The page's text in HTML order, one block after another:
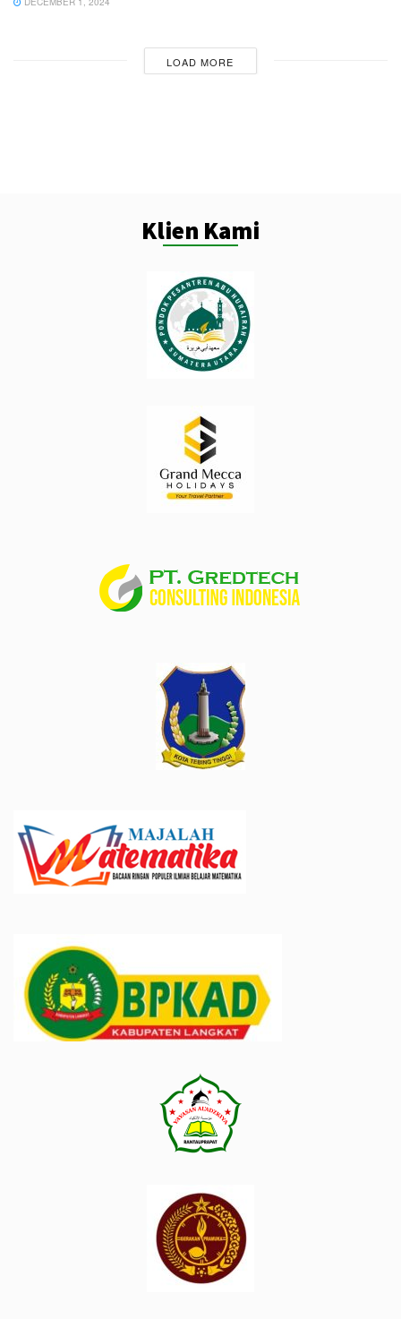
LOAD MORE
Klien Kami